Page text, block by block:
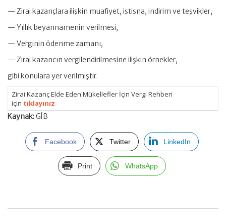
— Zirai kazançlara ilişkin muafiyet, istisna, indirim ve teşvikler,
— Yıllık beyannamenin verilmesi,
— Verginin ödenme zamanı,
— Zirai kazancın vergilendirilmesine ilişkin örnekler,
gibi konulara yer verilmiştir.
Zirai Kazanç Elde Eden Mükellefler İçin Vergi Rehberi
için tıklayınız
Kaynak:GİB
Facebook Twitter LinkedIn
Print WhatsApp